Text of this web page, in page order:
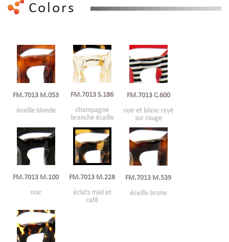
Colors
FM.7013 M.053
écaille blonde
FM.7013 S.186
champagne
branche écaille
FM.7013 C.600
noir et blanc rayé
sur rouge
FM.7013 M.100
noir
FM.7013 M.228
éclats miel et
café
FM.7013 M.539
écaille brune